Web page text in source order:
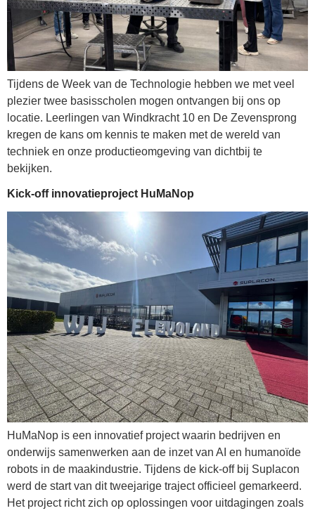
Tijdens de Week van de Technologie hebben we met veel
plezier twee basisscholen mogen ontvangen bij ons op
locatie. Leerlingen van Windkracht 10 en De Zevensprong
kregen de kans om kennis te maken met de wereld van
techniek en onze productieomgeving van dichtbij te
bekijken.
Kick-off innovatieproject HuMaNop
HuMaNop is een innovatief project waarin bedrijven en
onderwijs samenwerken aan de inzet van AI en humanoïde
robots in de maakindustrie. Tijdens de kick-off bij Suplacon
werd de start van dit tweejarige traject officieel gemarkeerd.
Het project richt zich op oplossingen voor uitdagingen zoals